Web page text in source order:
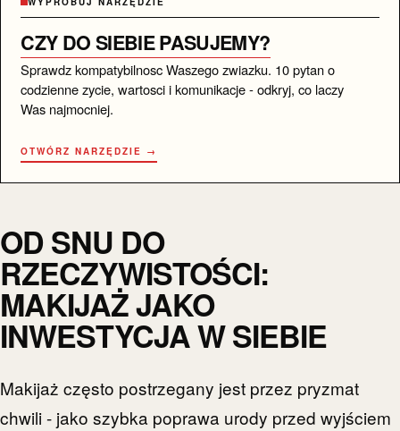
CZY DO SIEBIE PASUJEMY?
Sprawdz kompatybilnosc Waszego zwiazku. 10 pytan o
codzienne zycie, wartosci i komunikacje - odkryj, co laczy
Was najmocniej.
OTWÓRZ NARZĘDZIE →
OD SNU DO
RZECZYWISTOŚCI:
MAKIJAŻ JAKO
INWESTYCJA W SIEBIE
Makijaż często postrzegany jest przez pryzmat
chwili - jako szybka poprawa urody przed wyjściem